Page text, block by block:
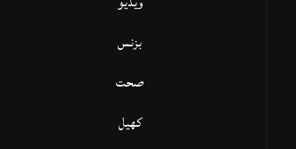
بزنس
صحت
کھیل